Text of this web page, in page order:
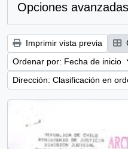
Opciones
Imprimir vista previa
Ordenar por: Fecha de inicio
Dirección: Clasificación en